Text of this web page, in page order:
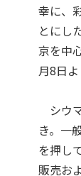
幸に、
とにし
京を中
月8日よ
シウ
き。一
を押し
販売お